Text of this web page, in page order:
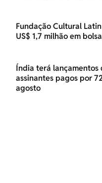
Fundação Cultural
US$ 1,7 milhão em
Índia terá lançamentos
assinantes pagos por
agosto